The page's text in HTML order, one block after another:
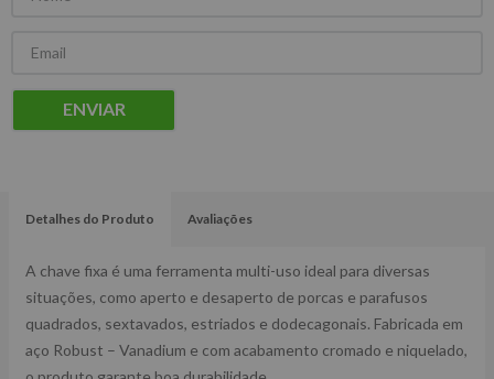
ENVIAR
Detalhes do Produto Avaliações
A chave fixa é uma ferramenta multi-uso ideal para diversas
situações, como aperto e desaperto de porcas e parafusos
quadrados, sextavados, estriados e dodecagonais. Fabricada em
aço Robust – Vanadium e com acabamento cromado e niquelado,